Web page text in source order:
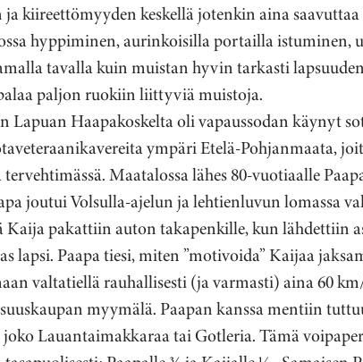
kiireettömyyden keskellä jotenkin aina saavuttaa
hyppiminen, aurinkoisilla portailla istuminen,
tavalla kuin muistan hyvin tarkasti
paljon ruokiin liittyviä muistoja.
Lapuan Haapakoskelta oli vapaussodan käynyt
ympäri Etelä-Pohjanmaata,
Maatalossa lähes 80-vuotiaalle
joutui Volsulla-ajelun ja lehtienluvun lomassa
pakattiin auton takapenkille, kun lähdettiin
lapsi. Paapa tiesi, miten ”motivoida” Kaijaa
valtatiellä rauhallisesti (ja varmasti) aina 60
myymälä. Paapan kanssa mentiin
Lauantaimakkaraa tai Gotleria. Tämä